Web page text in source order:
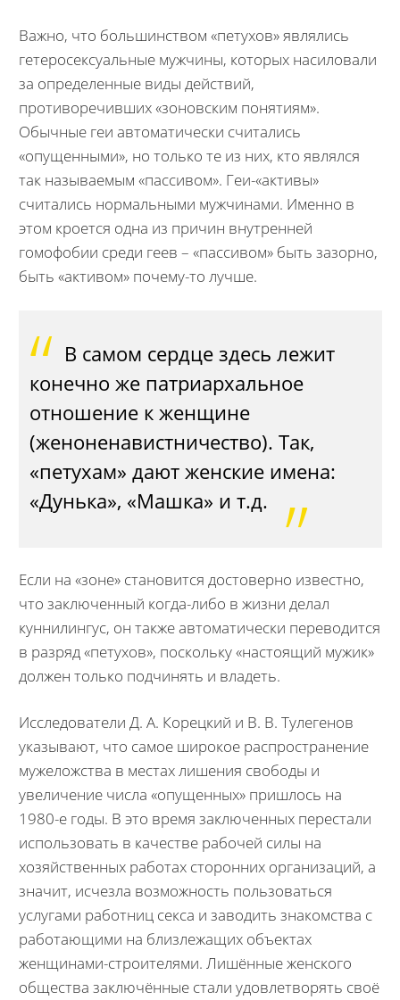
Важно, что большинством «петухов» являлись
гетеросексуальные мужчины, которых насиловали
за определенные виды действий,
противоречивших «зоновским понятиям».
Обычные геи автоматически считались
«опущенными», но только те из них, кто являлся
так называемым «пассивом». Геи-«активы»
считались нормальными мужчинами. Именно в
этом кроется одна из причин внутренней
гомофобии среди геев – «пассивом» быть зазорно,
быть «активом» почему-то лучше.
В самом сердце здесь лежит
конечно же патриархальное
отношение к женщине
(женоненавистничество). Так,
«петухам» дают женские имена:
«Дунька», «Машка» и т.д.
Если на «зоне» становится достоверно известно,
что заключенный когда-либо в жизни делал
куннилингус, он также автоматически переводится
в разряд «петухов», поскольку «настоящий мужик»
должен только подчинять и владеть.
Исследователи Д. А. Корецкий и В. В. Тулегенов
указывают, что самое широкое распространение
мужеложства в местах лишения свободы и
увеличение числа «опущенных» пришлось на
1980-е годы. В это время заключенных перестали
использовать в качестве рабочей силы на
хозяйственных работах сторонних организаций, а
значит, исчезла возможность пользоваться
услугами работниц секса и заводить знакомства с
работающими на близлежащих объектах
женщинами-строителями. Лишённые женского
общества заключённые стали удовлетворять своё